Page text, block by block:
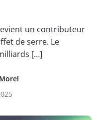
un contributeur
de serre. Le
[…]